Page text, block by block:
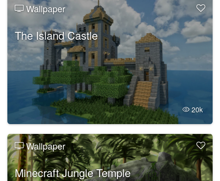
Wallpaper
The Island Castle
20k
Wallpaper
Minecraft Jungle Temple